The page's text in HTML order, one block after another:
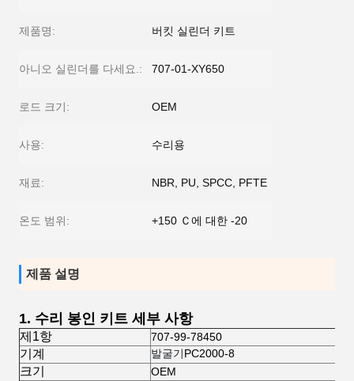
제품명: 버킷 실린더 키트
아니오 실린더를 다세요.: 707-01-XY650
로드 크기: OEM
사용: 수리용
재료: NBR, PU, SPCC, PFTE
온도 범위: +150 Ｃ에 대한 -20
제품 설명
1. 수리 봉인 키트 세부 사항
제1항 707-99-78450
기계 발굴기PC2000-8
크기 OEM